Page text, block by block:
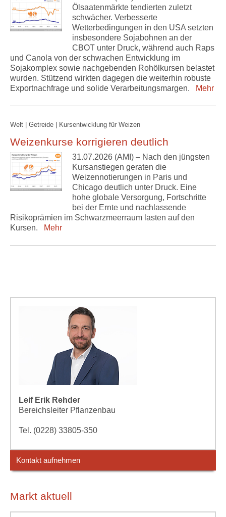
Ölsaatenmärkte tendierten zuletzt
schwächer. Verbesserte
Wetterbedingungen in den USA setzten
insbesondere Sojabohnen an der
CBOT unter Druck, während auch Raps
und Canola von der schwachen Entwicklung im
Sojakomplex sowie nachgebenden Rohölkursen belastet
wurden. Stützend wirkten dagegen die weiterhin robuste
Exportnachfrage und solide Verarbeitungsmargen.
Mehr
Welt | Getreide | Kursentwicklung für Weizen
Weizenkurse korrigieren deutlich
31.07.2026 (AMI) – Nach den jüngsten
Kursanstiegen geraten die
Weizennotierungen in Paris und
Chicago deutlich unter Druck. Eine
hohe globale Versorgung, Fortschritte
bei der Ernte und nachlassende
Risikoprämien im Schwarzmeerraum lasten auf den
Kursen.
Mehr
Leif Erik Rehder
Bereichsleiter Pflanzenbau
Tel. (0228) 33805-350
Kontakt aufnehmen
Markt aktuell